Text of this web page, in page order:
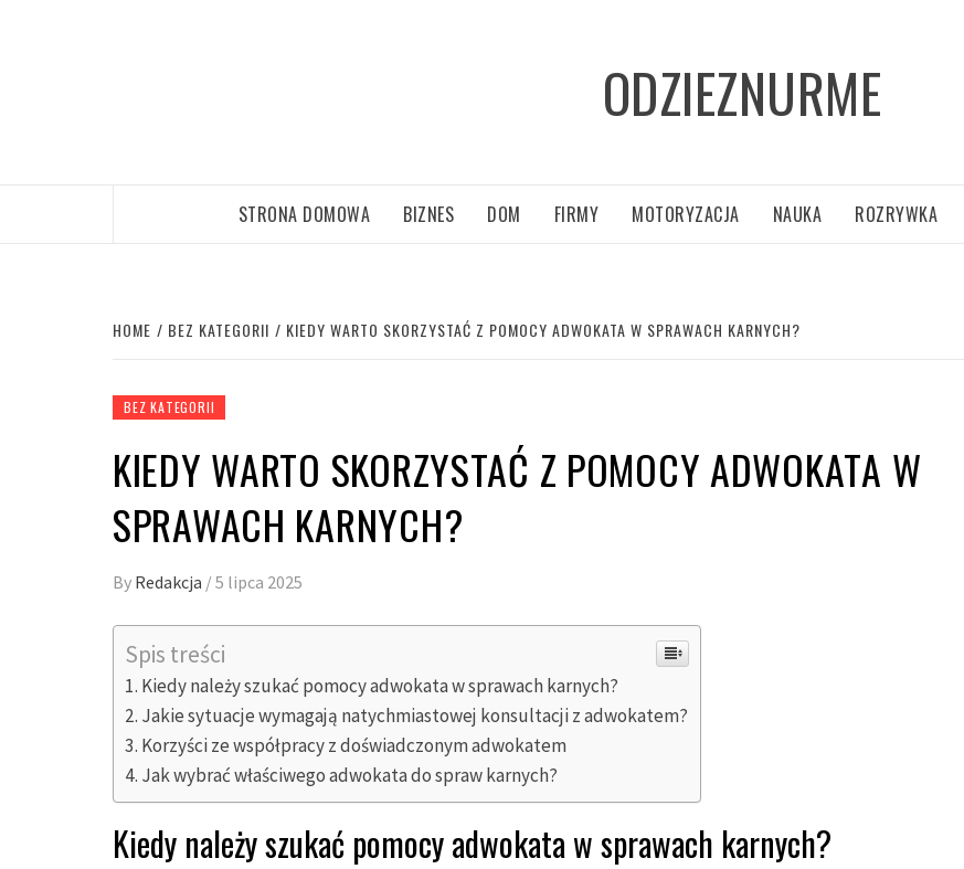
ODZIEZNURME
STRONA DOMOWA BIZNES DOM FIRMY MOTORYZACJA NAUKA ROZRYWKA
HOME BEZ KATEGORII KIEDY WARTO SKORZYSTAĆ Z POMOCY ADWOKATA W SPRAWACH KARNYCH?
BEZ KATEGORII
KIEDY WARTO SKORZYSTAĆ Z POMOCY ADWOKATA W
SPRAWACH KARNYCH?
By Redakcja /5 lipca 2025
Spis treści
Kiedy należy szukać pomocy adwokata w sprawach karnych?
Jakie sytuacje wymagają natychmiastowej konsultacji z adwokatem?
Korzyści ze współpracy z doświadczonym adwokatem
Jak wybrać właściwego adwokata do spraw karnych?
Kiedy należy szukać pomocy adwokata w sprawach karnych?